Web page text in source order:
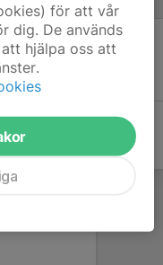
för att vår
dig. De används
hjälpa oss att